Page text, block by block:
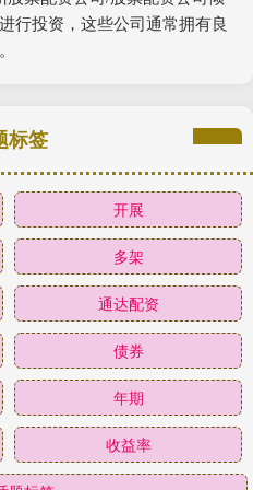
行投资，这些公司通常拥有良
标签
开展
多架
通达配资
债券
年期
收益率